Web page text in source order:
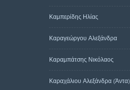
Καμπερίδης Ηλίας
Καραγεώργου Αλεξάνδρα
Καραμπάτσης Νικόλαος
Καραχάλιου Αλεξάνδρα (Άντα)